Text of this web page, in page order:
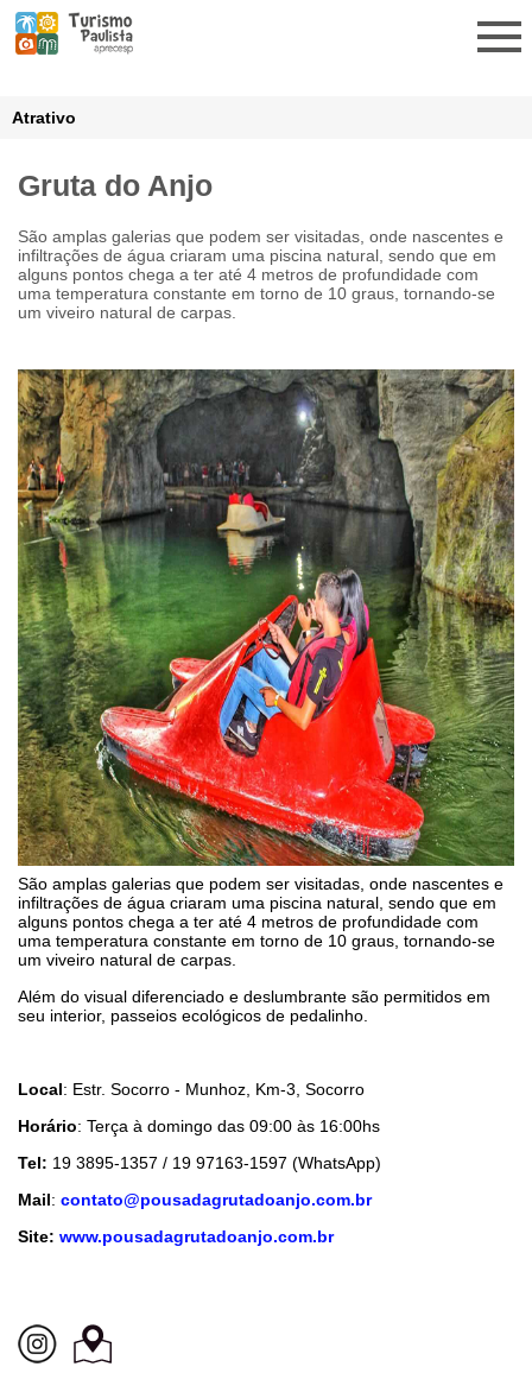
Atrativo
Gruta do Anjo
São amplas galerias que podem ser visitadas, onde nascentes e
infiltrações de água criaram uma piscina natural, sendo que em
alguns pontos chega a ter até 4 metros de profundidade com
uma temperatura constante em torno de 10 graus, tornando-se
um viveiro natural de carpas.
São amplas galerias que podem ser visitadas, onde nascentes e
infiltrações de água criaram uma piscina natural, sendo que em
alguns pontos chega a ter até 4 metros de profundidade com
uma temperatura constante em torno de 10 graus, tornando-se
um viveiro natural de carpas.
Além do visual diferenciado e deslumbrante são permitidos em
seu interior, passeios ecológicos de pedalinho.
Local: Estr. Socorro - Munhoz, Km-3, Socorro
Horário: Terça à domingo das 09:00 às 16:00hs
Tel: 19 3895-1357 / 19 97163-1597 (WhatsApp)
Mail: contato@pousadagrutadoanjo.com.br
Site: www.pousadagrutadoanjo.com.br